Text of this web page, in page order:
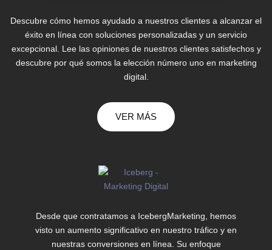
Descubre cómo hemos ayudado a nuestros clientes a alcanzar el
éxito en línea con soluciones personalizadas y un servicio
excepcional. Lee las opiniones de nuestros clientes satisfechos y
descubre por qué somos la elección número uno en marketing
digital.
VER MÁS
Desde que contratamos a IcebergMarketing, hemos
visto un aumento significativo en nuestro tráfico y en
nuestras conversiones en línea. Su enfoque